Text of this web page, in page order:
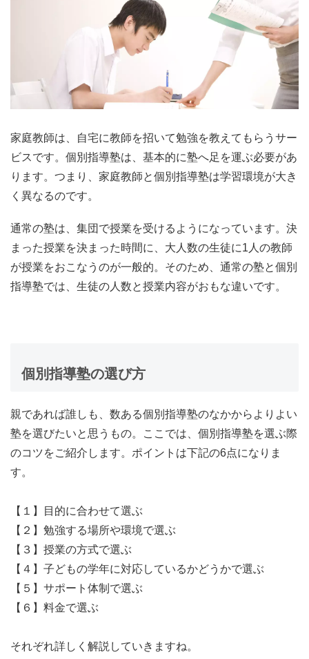
家庭教師は、自宅に教師を招いて勉強を教えてもらうサー
ビスです。個別指導塾は、基本的に塾へ足を運ぶ必要があ
ります。つまり、家庭教師と個別指導塾は学習環境が大き
く異なるのです。
通常の塾は、集団で授業を受けるようになっています。決
まった授業を決まった時間に、大人数の生徒に1人の教師
が授業をおこなうのが一般的。そのため、通常の塾と個別
指導塾では、 生徒の人数と授業内容がおもな違いです。
個別指導塾の選び方
親であれば誰しも、数ある個別指導塾のなかからよりよい
塾を選びたいと思うもの。ここでは、個別指導塾を選ぶ際
のコツをご紹介します。ポイントは下記の6点になりま
す。
【１】目的に合わせて選ぶ
【２】勉強する場所や環境で選ぶ
【３】授業の方式で選ぶ
【４】子どもの学年に対応しているかどうかで選ぶ
【５】サポート体制で選ぶ
【６】料金で選ぶ
それぞれ詳しく解説していきますね。